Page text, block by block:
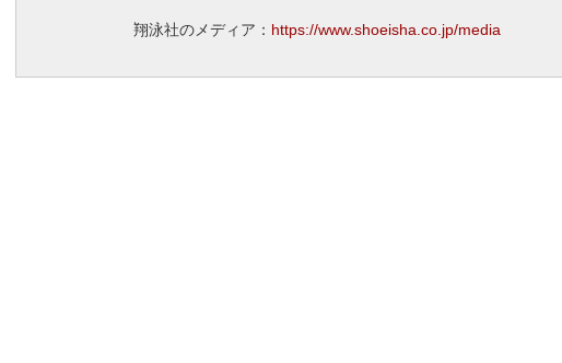
翔泳社のメディア： https://www.shoeisha.co.jp/media